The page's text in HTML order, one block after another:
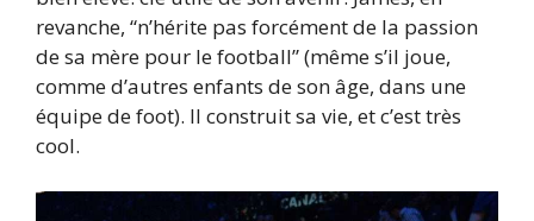
revanche, “n’hérite pas forcément de la passion
de sa mère pour le football” (même s’il joue,
comme d’autres enfants de son âge, dans une
équipe de foot). Il construit sa vie, et c’est très
cool.